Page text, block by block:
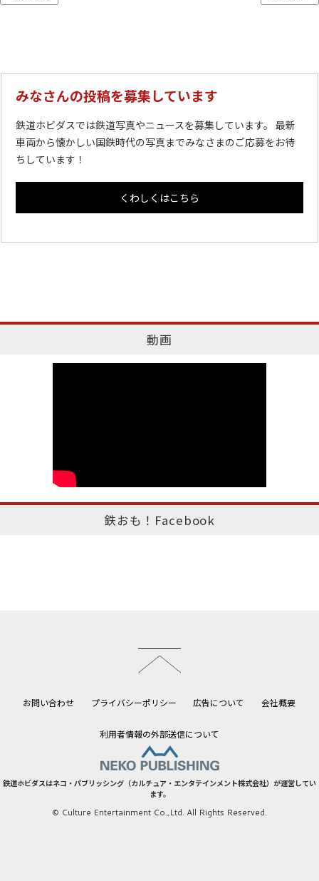
みなさんの投稿を募集しています
鉄道ホビダスでは鉄道写真やニュースを募集しています。 最新
車両から懐かしい国鉄時代の写真までみなさまのご応募をお待
ちしています！
くわしくはこちら
動画
鉄おも！Facebook
お問い合わせ プライバシーポリシー 広告について 会社概要
利用者情報の外部送信について
鉄道ホビダスはネコ・パブリッシング（カルチュア・エンタテインメント株式会社）が運営してい
ます。
© Culture Entertainment Co.,Ltd. All Rights Reserved.